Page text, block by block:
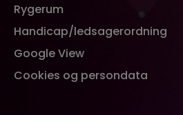
Rygerum
Handicap/ledsagerordning
Google View
Cookies og persondata